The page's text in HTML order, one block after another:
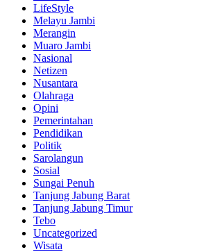
LifeStyle
Melayu Jambi
Merangin
Muaro Jambi
Nasional
Netizen
Nusantara
Olahraga
Opini
Pemerintahan
Pendidikan
Politik
Sarolangun
Sosial
Sungai Penuh
Tanjung Jabung Barat
Tanjung Jabung Timur
Tebo
Uncategorized
Wisata